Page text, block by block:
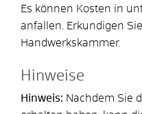
Es können Kosten in
anfallen. Erkundigen
Handwerkskammer.
Hinweise
Hinweis: Nachdem Sie